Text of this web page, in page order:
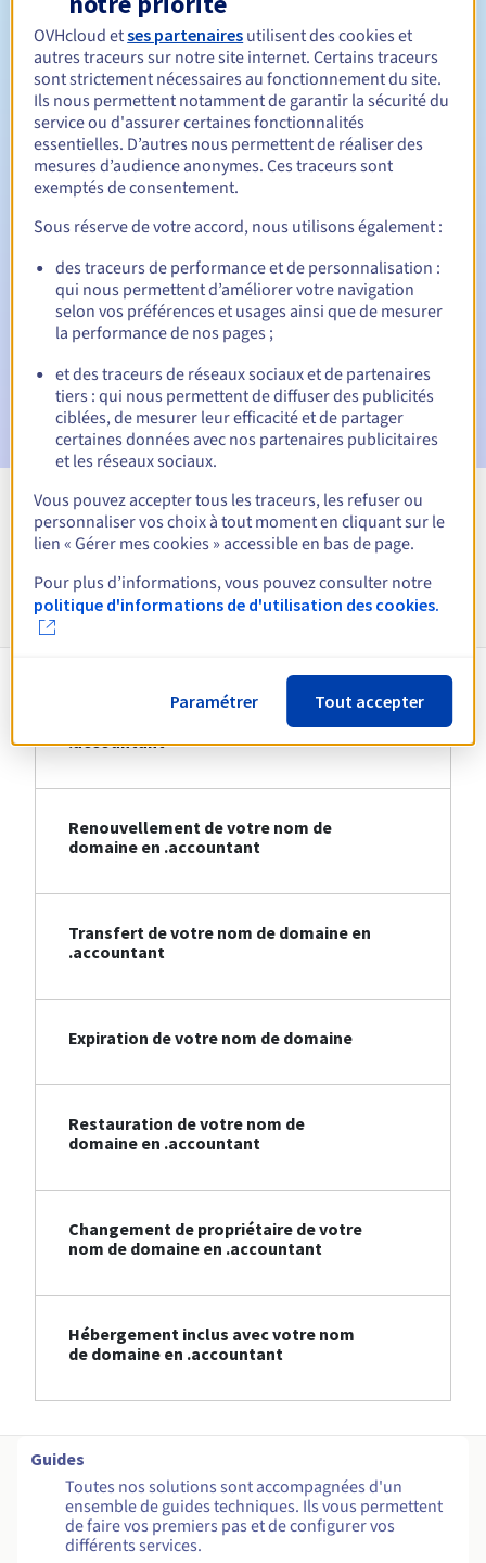
Durée de renouvellement Entre 1 et 10 ans
Période de rédemption
Notifications automatiques :
date d'échéance
E-mail le jour de l'expirationpour notification de la
suspension du nom de domaine
E-mail après la période de grâce de rédemptionpour
notification de la suppression du nom de domaine
Voir toutes les extensions
Informations sur le .accountant
Création de votre nom de domaine en
.accountant
Renouvellement de votre nom de
domaine en .accountant
Transfert de votre nom de domaine en
.accountant
Expiration de votre nom de domaine
Restauration de votre nom de
domaine en .accountant
Changement de propriétaire de votre
nom de domaine en .accountant
Hébergement inclus avec votre nom
de domaine en .accountant
Guides
Toutes nos solutions sont accompagnées d'un
ensemble de guides techniques. Ils vous permettent
de faire vos premiers pas et de configurer vos
différents services.
OVHcloud etses partenaires utilisent des cookies et
autres traceurs sur notre site internet. Certains traceurs
sont strictement nécessaires au fonctionnement du site.
Ils nous permettent notamment de garantir la sécurité du
service ou d'assurer certaines fonctionnalités
essentielles. D’autres nous permettent de réaliser des
mesures d’audience anonymes. Ces traceurs sont
exemptés de consentement.
Sous réserve de votre accord, nous utilisons également :
des traceurs de performance et de personnalisation :
qui nous permettent d’améliorer votre navigation
selon vos préférences et usages ainsi que de mesurer
la performance de nos pages ;
et des traceurs de réseaux sociaux et de partenaires
tiers : qui nous permettent de diffuser des publicités
ciblées, de mesurer leur efficacité et de partager
certaines données avec nos partenaires publicitaires
et les réseaux sociaux.
Vous pouvez accepter tous les traceurs, les refuser ou
personnaliser vos choix à tout moment en cliquant sur le
lien « Gérer mes cookies » accessible en bas de page.
Pour plus d’informations, vous pouvez consulter notre
politique d'informations de d'utilisation des cookies.
Paramétrer Tout accepter